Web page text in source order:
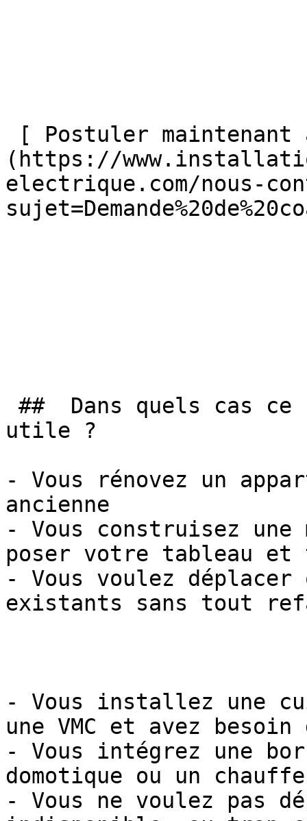
(https://
electrique.com/nous-
utile ?
- Vous rénovez un
ancienne
- Vous construisez une
poser votre tableau
- Vous voulez
existants sans tout
- Vous installez une
une VMC et avez
- Vous intégrez une
domotique ou un
- Vous ne voulez pas